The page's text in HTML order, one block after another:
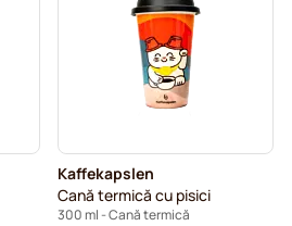
Kaffekapslen
Cană termică cu pisici
300 ml - Cană termică